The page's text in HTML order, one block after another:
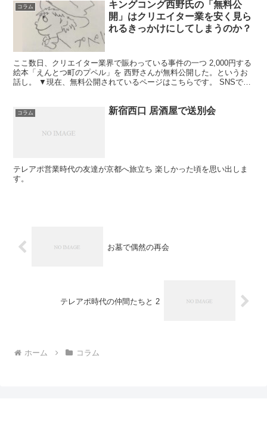
コラム
キングコング西野氏の「無料公
開」はクリエイター業を安く見ら
れるきっかけにしてしまうのか？
ここ数日、クリエイター業界で賑わっている事件の一つ 2,000円する
絵本「えんとつ町のプペル」を 西野さんが無料公開した。というお
話し。 ▼現在、無料公開されているページはこちらです。 SNSで
コラム 新宿西口 居酒屋で送別会
テレアポ営業時代の友達が京都へ旅立ち 楽しかった頃を思い出しま
す。
お墓で偶然の再会
テレアポ時代の仲間たちと 2
ホーム コラム